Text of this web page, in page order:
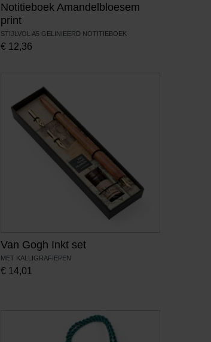
Notitieboek Amandelbloesem
print
STIJLVOL A5 GELINIEERD NOTITIEBOEK
€ 12,36
Van Gogh Inkt set
MET KALLIGRAFIEPEN
€ 14,01